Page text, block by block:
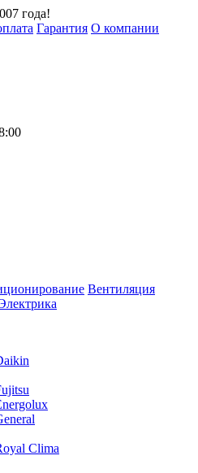
года!
Гарантия О компании
Вентиляция
Clima